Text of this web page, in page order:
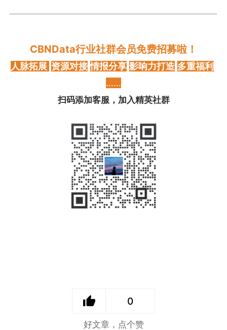
CBNData行业社群会员免费招募啦！
人脉拓展 资源对接 情报分享 影响力打造 多重福利
……
扫码添加客服，加入精英社群
0
好文章，点个赞